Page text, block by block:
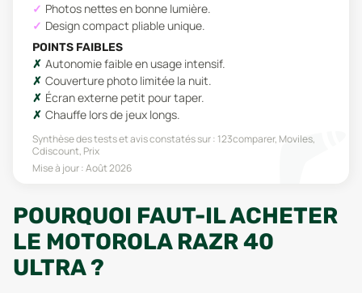
Photos nettes en bonne lumière.
Design compact pliable unique.
POINTS FAIBLES
Autonomie faible en usage intensif.
Couverture photo limitée la nuit.
Écran externe petit pour taper.
Chauffe lors de jeux longs.
Synthèse des tests et avis constatés sur : 123comparer, Moviles,
Cdiscount, Prix
Mise à jour :Août 2026
POURQUOI FAUT-IL ACHETER
LE MOTOROLA RAZR 40
ULTRA ?